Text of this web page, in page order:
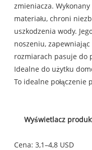
zmieniacza.
materiału, chroni
uszkodzenia wody.
noszeniu,
rozmiarach pasuje do
Idealne do użytku
To idealne połączenie
Wyświetlacz
Cena: 3,1–4,8 USD